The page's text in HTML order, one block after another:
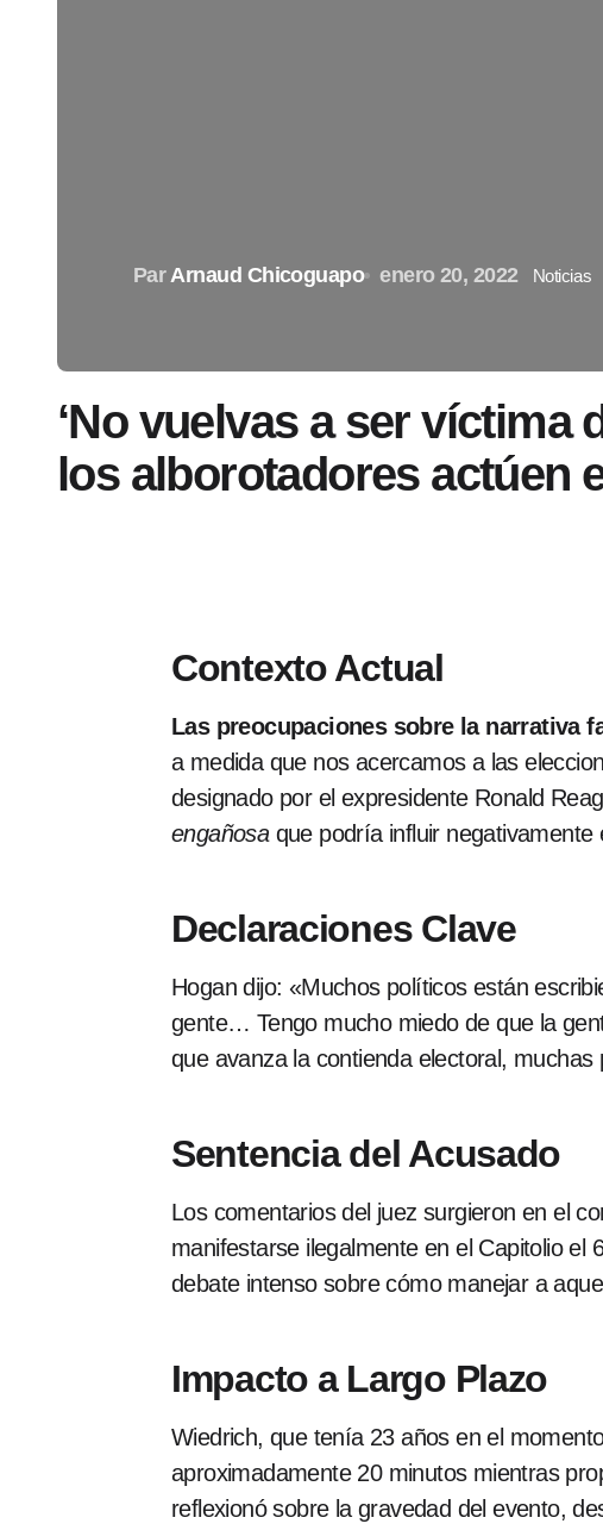
Par Arnaud Chicoguapo enero 20, 2022 Noticias
‘No vuelvas a ser víctima
los alborotadores actúen
Contexto Actual
Las preocupaciones sobre la narrativa
a medida que nos acercamos a las
designado por el expresidente Ronald
engañosaque podría influir negativamente
Declaraciones Clave
Hogan dijo: «Muchos políticos están
gente… Tengo mucho miedo de que la
que avanza la contienda electoral,
Sentencia del Acusado
Los comentarios del juez surgieron en el
manifestarse ilegalmente en el Capitolio el
debate intenso sobre cómo manejar a
Impacto a Largo Plazo
Wiedrich, que tenía 23 años en el
aproximadamente 20 minutos mientras
reflexionó sobre la gravedad del evento,